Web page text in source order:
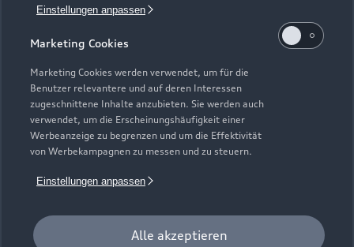
Einstellungen anpassen
Marketing Cookies
Marketing Cookies werden verwendet, um für die
Benutzer relevantere und auf deren Interessen
zugeschnittene Inhalte anzubieten. Sie werden auch
verwendet, um die Erscheinungshäufigkeit einer
Werbeanzeige zu begrenzen und um die Effektivität
von Werbekampagnen zu messen und zu steuern.
Einstellungen anpassen
Alle akzeptieren
Schautag: Samstag 13:00 - 17:00 Uhr Sonn- und
Feiertage: 10:00 - 17:00 Uhr